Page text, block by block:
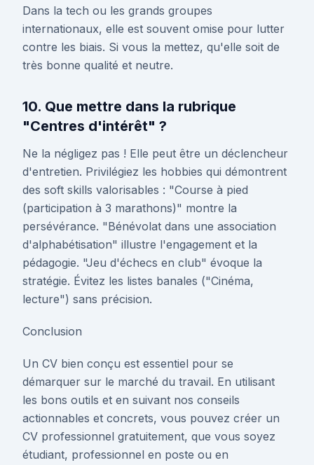
Dans la tech ou les grands groupes
internationaux, elle est souvent omise pour lutter
contre les biais. Si vous la mettez, qu'elle soit de
très bonne qualité et neutre.
10. Que mettre dans la rubrique
"Centres d'intérêt" ?
Ne la négligez pas ! Elle peut être un déclencheur
d'entretien. Privilégiez les hobbies qui démontrent
des soft skills valorisables : "Course à pied
(participation à 3 marathons)" montre la
persévérance. "Bénévolat dans une association
d'alphabétisation" illustre l'engagement et la
pédagogie. "Jeu d'échecs en club" évoque la
stratégie. Évitez les listes banales ("Cinéma,
lecture") sans précision.
Conclusion
Un CV bien conçu est essentiel pour se
démarquer sur le marché du travail. En utilisant
les bons outils et en suivant nos conseils
actionnables et concrets, vous pouvez créer un
CV professionnel gratuitement, que vous soyez
étudiant, professionnel en poste ou en